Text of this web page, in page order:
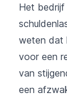
Het bedrijf
weten dat
voor een
van
een